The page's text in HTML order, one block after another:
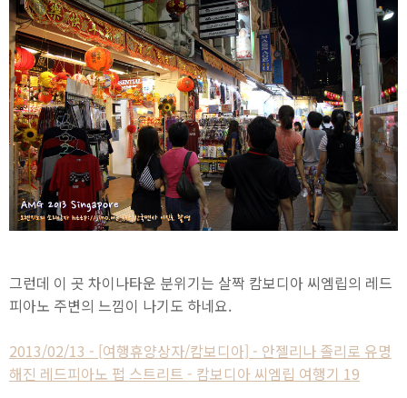
그런데 이 곳 차이나타운 분위기는 살짝 캄보디아 씨엠립의 레드
피아노 주변의 느낌이 나기도 하네요.
2013/02/13 - [여행휴양상자/캄보디아] - 안젤리나 졸리로 유명
해진 레드피아노 펍 스트리트 - 캄보디아 씨엠립 여행기 19